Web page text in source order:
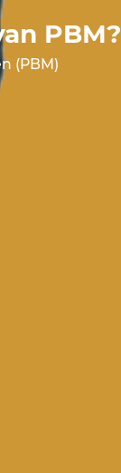
PBM?
(PBM)